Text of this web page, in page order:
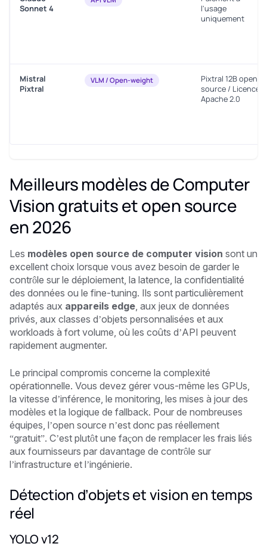
Sonnet 4
l'usage
uniquement
Mistral
Pixtral
VLM / Open-weight
Pixtral 12B open-
source / Licence
Apache 2.0
Meilleurs modèles de Computer
Vision gratuits et open source
en 2026
Les modèles open source de computer vision sont un
excellent choix lorsque vous avez besoin de garder le
contrôle sur le déploiement, la latence, la confidentialité
des données ou le fine-tuning. Ils sont particulièrement
adaptés aux appareils edge , aux jeux de données
privés, aux classes d’objets personnalisées et aux
workloads à fort volume, où les coûts d’API peuvent
rapidement augmenter.
Le principal compromis concerne la complexité
opérationnelle. Vous devez gérer vous-même les GPUs,
la vitesse d’inférence, le monitoring, les mises à jour des
modèles et la logique de fallback. Pour de nombreuses
équipes, l’open source n’est donc pas réellement
“gratuit”. C’est plutôt une façon de remplacer les frais liés
aux fournisseurs par davantage de contrôle sur
l’infrastructure et l’ingénierie.
Détection d’objets et vision en temps
réel
YOLO v12